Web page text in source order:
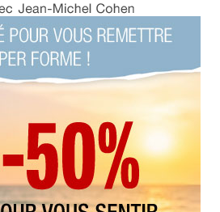
ARCHIVES